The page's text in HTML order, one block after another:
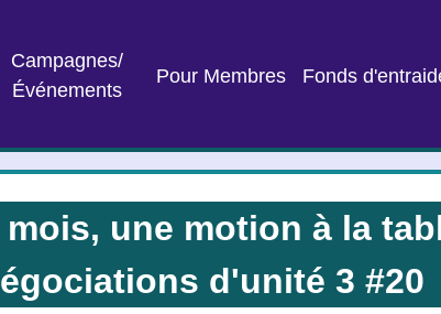
Campagnes/
Événements
Pour Membres Fonds
une motion à la
d'unité 3 #20